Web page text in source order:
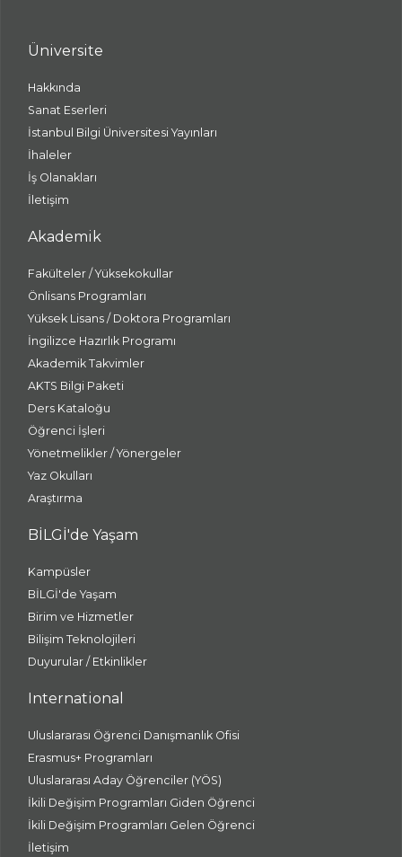
Üniversite
Hakkında
Sanat Eserleri
İstanbul Bilgi Üniversitesi Yayınları
İhaleler
İş Olanakları
İletişim
Akademik
Fakülteler / Yüksekokullar
Önlisans Programları
Yüksek Lisans / Doktora Programları
İngilizce Hazırlık Programı
Akademik Takvimler
AKTS Bilgi Paketi
Ders Kataloğu
Öğrenci İşleri
Yönetmelikler / Yönergeler
Yaz Okulları
Araştırma
BİLGİ'de Yaşam
Kampüsler
BİLGİ'de Yaşam
Birim ve Hizmetler
Bilişim Teknolojileri
Duyurular / Etkinlikler
International
Uluslararası Öğrenci Danışmanlık Ofisi
Erasmus+ Programları
Uluslararası Aday Öğrenciler (YÖS)
İkili Değişim Programları Giden Öğrenci
İkili Değişim Programları Gelen Öğrenci
İletişim